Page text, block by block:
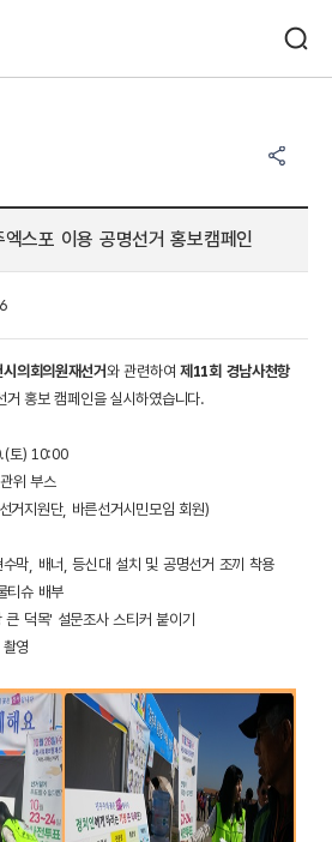
엑스포 이용 공명선거 홍보캠페인
시의회의원재선거와 관련하여 제11회 경남사천항
거 홍보 캠페인을 실시하였습니다.
) 10:00
위 부스
거지원단, 바른선거시민모임 회원)
막, 배너, 등신대 설치 및 공명선거 조끼 착용
슈 배부
덕목' 설문조사 스티커 붙이기
영